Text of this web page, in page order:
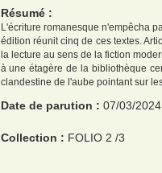
Résumé :
L'écriture romanesque n'empêcha
édition réunit cinq de ces textes.
la lecture au sens de la fiction
à une étagère de la bibliothèque
clandestine de l'aube pointant sur
Date de parution : 07/03/2024
Collection : FOLIO 2 /3